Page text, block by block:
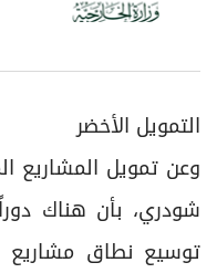
التمويل الأخضر
وعن تمويل المشاريع
شودري، بأن هناك دوراً
توسيع نطاق مشاريع